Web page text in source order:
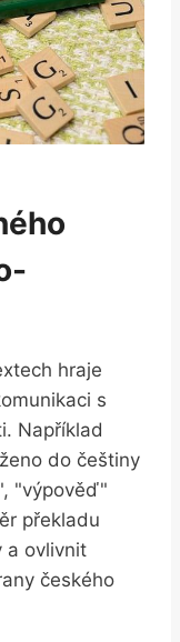
hraje
s
Například
do češtiny
"výpověď"
překladu
a ovlivnit
českého